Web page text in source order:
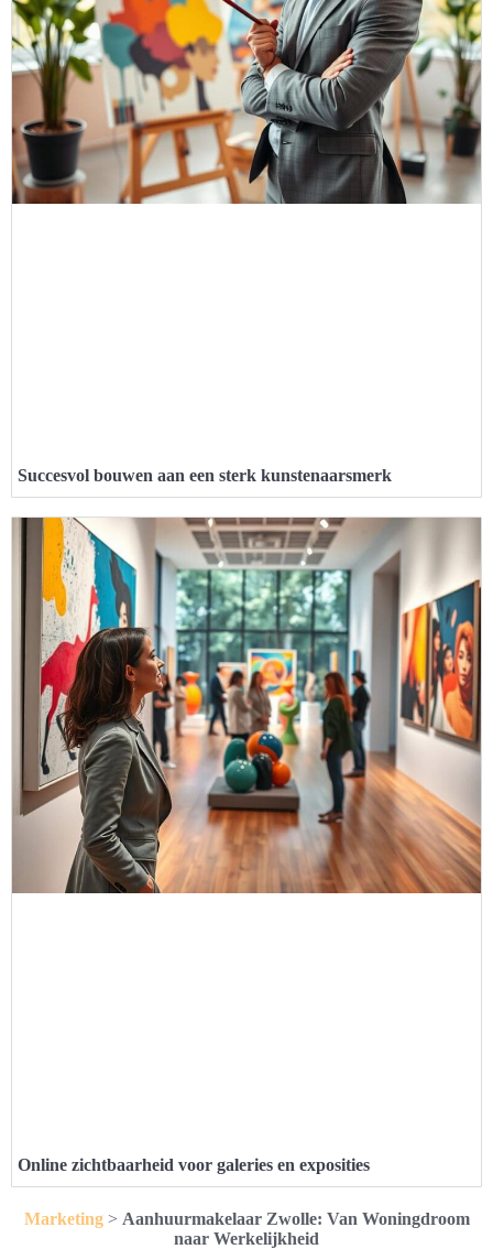
Succesvol bouwen aan een sterk kunstenaarsmerk
Online zichtbaarheid voor galeries en exposities
Marketing> Aanhuurmakelaar Zwolle: Van Woningdroom
naar Werkelijkheid